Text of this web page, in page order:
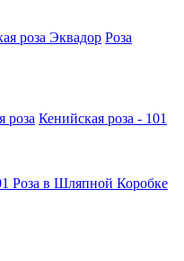
роза Эквадор Роза
роза Кенийская роза - 101
Роза в Шляпной Коробке